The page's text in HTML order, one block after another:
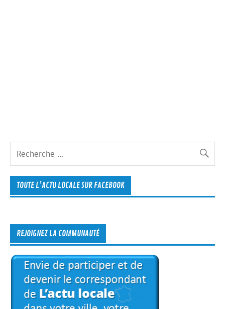
TOUTE L’ACTU LOCALE SUR FACEBOOK
REJOIGNEZ LA COMMUNAUTÉ